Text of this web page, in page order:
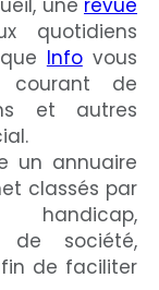
une revue
quotidiens
Infovous
courant de
et autres
un annuaire
classés par
handicap,
de société,
de faciliter